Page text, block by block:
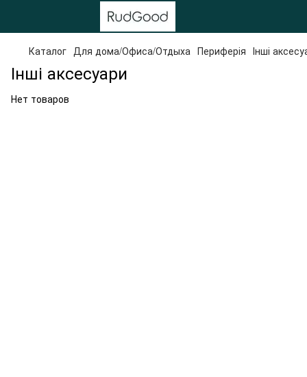
Каталог Для дома/Офиса/Отдыха Периферія Інші
Інші аксесуари
Нет товаров